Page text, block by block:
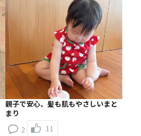
親子で安心、髪も肌もやさしいまと
まり
2
11